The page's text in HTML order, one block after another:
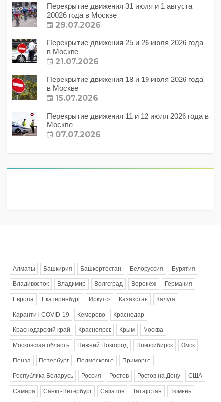
Перекрытие движения 31 июля и 1 августа
20026 года в Москве
29.07.2026
Перекрытие движения 25 и 26 июля 2026 года
в Москве
21.07.2026
Перекрытие движения 18 и 19 июля 2026 года
в Москве
15.07.2026
Перекрытие движения 11 и 12 июля 2026 года в
Москве
07.07.2026
Алматы Башкирия Башкортостан Белоруссия Бурятия
Владивосток Владимир Волгоград Воронеж Германия
Европа Екатеринбург Иркутск Казахстан Калуга
Карантин COVID-19 Кемерово Краснодар
Краснодарский край Красноярск Крым Москва
Московская область Нижний Новгород Новосибирск Омск
Пенза Петербург Подмосковье Приморье
Республика Беларусь Россия Ростов Ростов на Дону США
Самара Санкт-Петербург Саратов Татарстан Тюмень